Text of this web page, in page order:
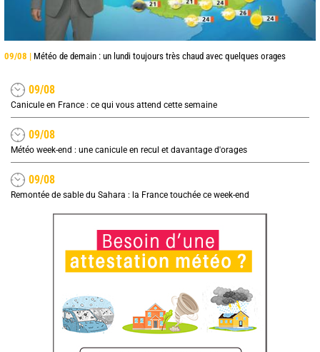
09/08 | Météo de demain : un lundi toujours très chaud avec quelques orages
09/08
Canicule en France : ce qui vous attend cette semaine
09/08
Météo week-end : une canicule en recul et davantage d'orages
09/08
Remontée de sable du Sahara : la France touchée ce week-end